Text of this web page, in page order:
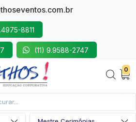
8811
(11) 9.9588-2747
0